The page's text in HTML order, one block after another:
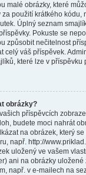
malé obrázky, které
použití krátkého kódu,
Úplný seznam
Pokuste se
způsobit nečitelnost
celý váš příspěvek.
které lze v příspěvku
obrázky?
příspěvcích
budete moci nahrát
na obrázek, který
např. http://
uložený ve vašem
ani na obrázky uložené
např. v e-mailech na